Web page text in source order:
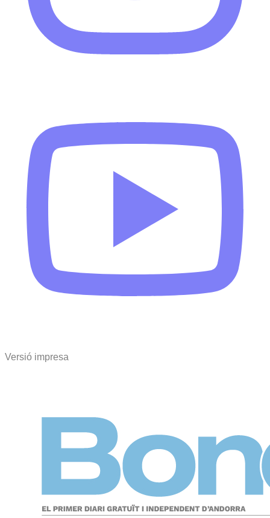
Versió impresa